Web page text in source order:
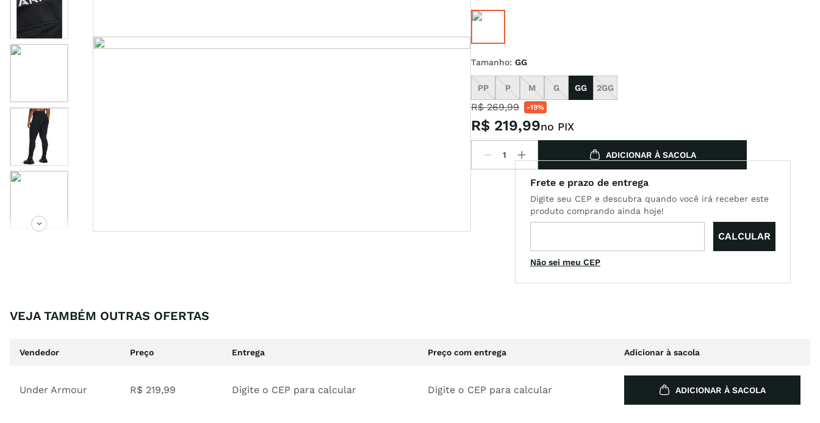
Tamanho: GG
PP P M G GG 2GG
R$ 269,99 -19%
R$ 219,99no PIX
ADICIONAR À SACOLA
Não sei meu CEP
VEJA TAMBÉM OUTRAS OFERTAS
Vendedor Preço Entrega Preço com entrega Adicionar à sacola
Under Armour R$ 219,99 Digite o CEP para calcular Digite o CEP para calcular ADICIONAR À SACOLA